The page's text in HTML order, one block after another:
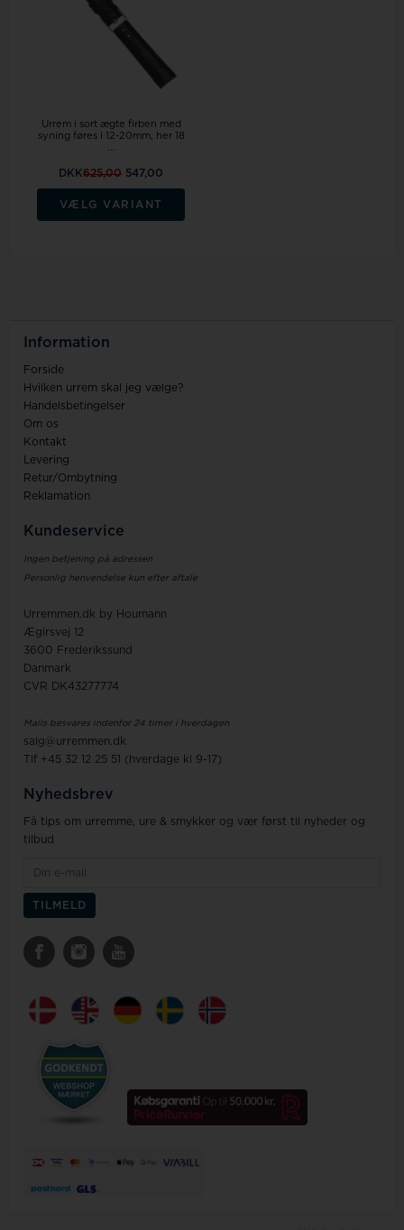
Urrem i sort ægte firben med
syning føres i 12-20mm, her 18
DKK625,00 547,00
VÆLG VARIANT
Information
Forside
Hvilken urrem skal jeg vælge?
Handelsbetingelser
Om os
Kontakt
Levering
Retur/Ombytning
Reklamation
Kundeservice
Ingen betjening på adressen
Personlig henvendelse kun efter aftale
Urremmen.dk by Houmann
Ægirsvej 12
3600 Frederikssund
Danmark
CVR DK43277774
Mails besvares indenfor 24 timer i hverdagen
salg@urremmen.dk
Tlf +45 32 12 25 51 (hverdage kl 9-17)
Nyhedsbrev
Få tips om urremme, ure & smykker og vær først til nyheder og
tilbud